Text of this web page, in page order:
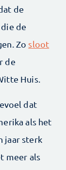
de
de
Zo sloot
de
Huis.
dat
als het
jaar sterk
meer als